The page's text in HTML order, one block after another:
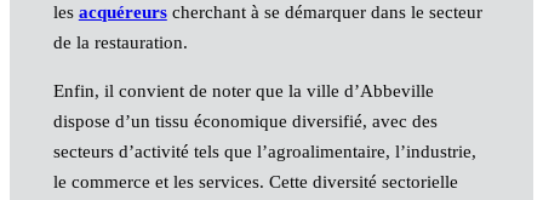
les acquéreurscherchant à se démarquer dans le secteur
de la restauration.
Enfin, il convient de noter que la ville d’Abbeville
dispose d’un tissu économique diversifié, avec des
secteurs d’activité tels que l’agroalimentaire, l’industrie,
le commerce et les services. Cette diversité sectorielle